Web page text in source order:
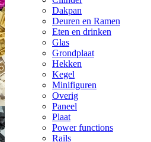
Dakpan
Deuren en Ramen
Eten en drinken
Glas
Grondplaat
Hekken
Kegel
Minifiguren
Overig
Paneel
Plaat
Power functions
Rails